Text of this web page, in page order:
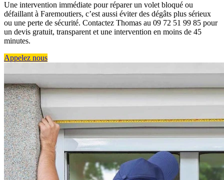
Une intervention immédiate pour réparer un volet bloqué ou
défaillant à Faremoutiers, c’est aussi éviter des dégâts plus sérieux
ou une perte de sécurité. Contactez Thomas au 09 72 51 99 85 pour
un devis gratuit, transparent et une intervention en moins de 45
minutes.
Appelez nous